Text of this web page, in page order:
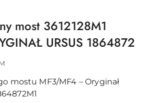
most 3612128M1
URSUS 1864872
mostu MF3/MF4 – Oryginał